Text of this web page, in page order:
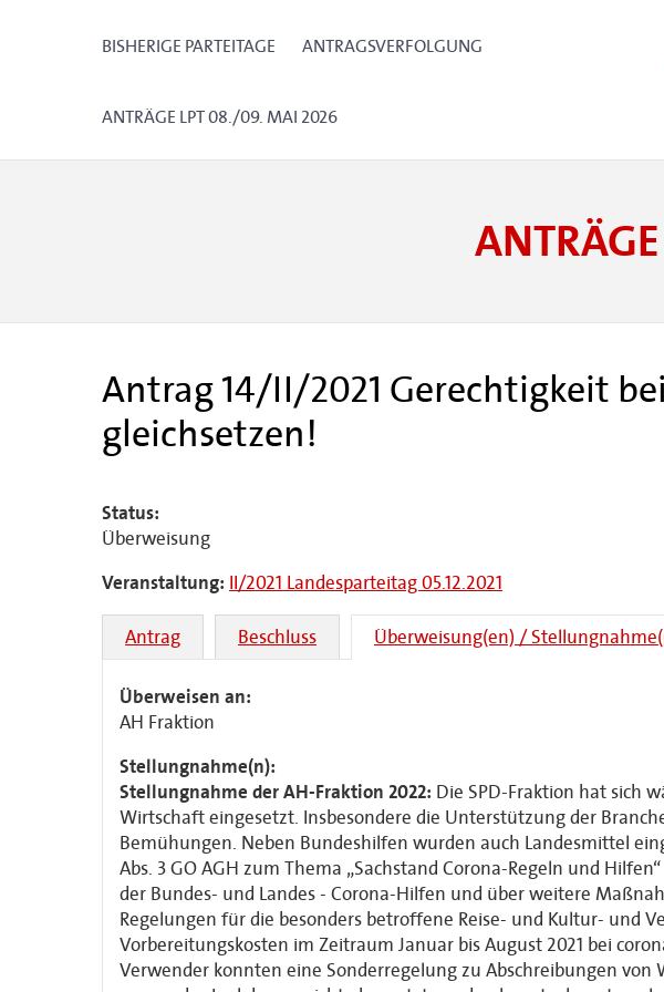
BISHERIGE PARTEITAGE ANTRAGSVERFOLGUNG
ANTRÄGE LPT 08./09. MAI 2026
Antrag 14/II/2021 Gerechtigkeit
gleichsetzen!
Status:
Überweisung
Veranstaltung: II/2021 Landesparteitag 05.12.2021
Antrag Beschluss Überweisung(en) /
Überweisen an:
AH Fraktion
Stellungnahme(n):
Stellungnahme der AH-Fraktion 2022: Die SPD-Fraktion hat sich
Wirtschaft eingesetzt. Insbesondere die Unterstützung der
Bemühungen. Neben Bundeshilfen wurden auch Landesmittel
Abs. 3 GOAGH zum Thema „Sachstand Corona-Regeln und Hilfen
der Bundes- und Landes - Corona-Hilfen und über weitere
Regelungen fürdie besonders betroffene Reise- und Kultur- und
Vorbereitungskosten im Zeitraum Januar bis August 2021 bei
Verwender konnten eine Sonderregelung zu Abschreibungen von